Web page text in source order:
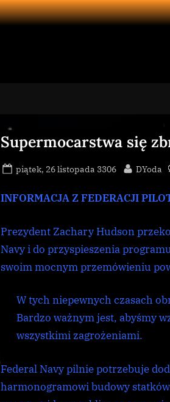
Supermocarstwa się
Posted
piątek, 26 listopada 3306 By
DYoda
INFORMACJA Z FEDERACJI
Prezydent Zachary Hudson
Navy i do przyspieszenia
swoim mocnym przemówieniu
W tych niepewnych czasach
Bardzo ważnym jest, abyśmy
wszystkimi zagrożeniami.
Federal Navy pilnie potrzebuje
harmonogramowi budowy